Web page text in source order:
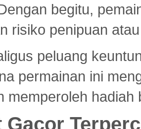
begitu,
risiko penipuan
peluang
permainan ini
memperoleh hadiah